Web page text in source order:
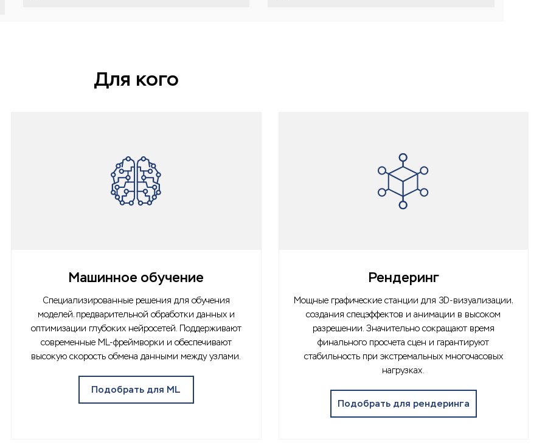
Для кого
Машинное обучение
Специализированные решения для обучения
моделей, предварительной обработки данных и
оптимизации глубоких нейросетей. Поддерживают
современные ML-фреймворки и обеспечивают
высокую скорость обмена данными между узлами.
Подобрать для ML
Рендеринг
Мощные графические станции для 3D-визуализации,
создания спецэффектов и анимации в высоком
разрешении. Значительно сокращают время
финального просчета сцен и гарантируют
стабильность при экстремальных многочасовых
нагрузках.
Подобрать для рендеринга